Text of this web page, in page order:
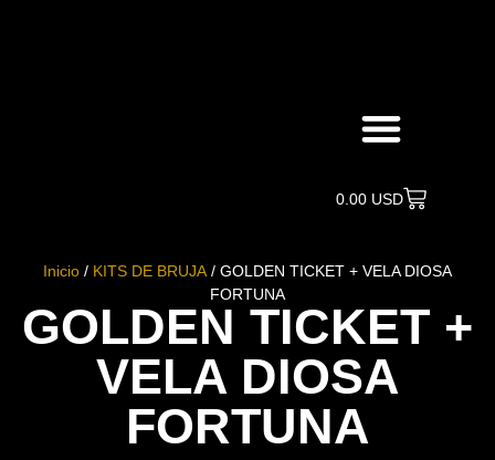
0.00 USD
Inicio / KITS DE BRUJA / GOLDEN TICKET + VELA DIOSA
FORTUNA
GOLDEN TICKET +
VELA DIOSA
FORTUNA